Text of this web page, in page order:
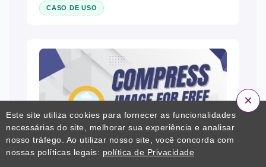
CASO DE USO
Este site utiliza cookies para fornecer as funcionalidades
necessárias do site, melhorar sua experiência e analisar
nosso tráfego. Ao utilizar nosso site, você concorda com
nossas políticas legais: política de Privacidade
×